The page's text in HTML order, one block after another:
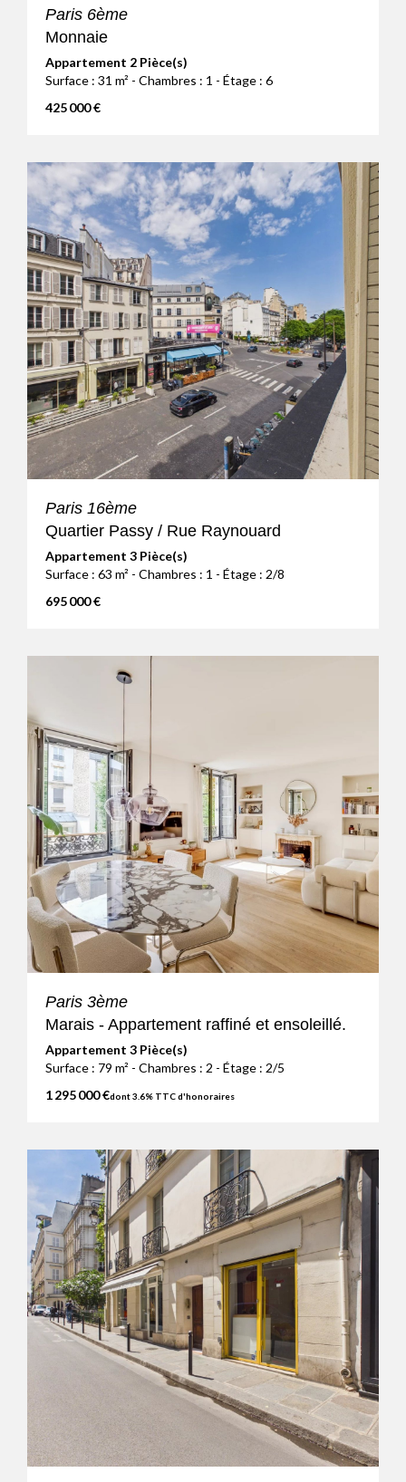
Paris 6ème
Monnaie
Appartement 2 Pièce(s)
Surface : 31 m² - Chambres : 1 - Étage : 6
425 000 €
Paris 16ème
Quartier Passy / Rue Raynouard
Appartement 3 Pièce(s)
Surface : 63 m² - Chambres : 1 - Étage : 2/8
695 000 €
Paris 3ème
Marais - Appartement raffiné et ensoleillé.
Appartement 3 Pièce(s)
Surface : 79 m² - Chambres : 2 - Étage : 2/5
1 295 000 €dont 3.6% TTC d'honoraires